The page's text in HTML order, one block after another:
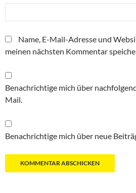
Name, E-Mail-Adresse und
meinen nächsten Kommentar
Benachrichtige mich über
Mail.
Benachrichtige mich über neue